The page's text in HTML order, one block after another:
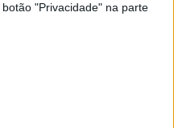
"Privacidade" na parte